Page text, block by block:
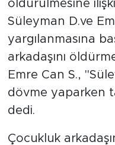
öldürülmesine
Süleyman D.ve
yargılanmasına
arkadaşını
Emre Can S.,
dövme yaparken
dedi.
Çocukluk